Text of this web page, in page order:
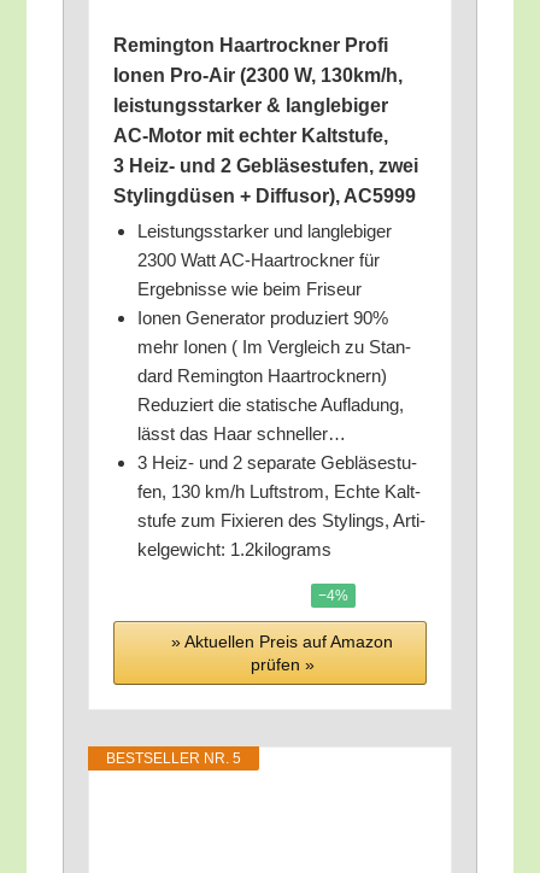
Reming­ton Haar­trock­ner Pro­fi
Ionen Pro-Air (2300 W, 130km/​h,
leis­tungs­star­ker & lang­le­bi­ger
AC-Motor mit ech­ter Kalt­stu­fe,
3 Heiz- und 2 Geblä­se­stu­fen, zwei
Sty­ling­dü­sen + Dif­fu­sor), AC5999
Leis­tungs­star­ker und lang­le­bi­ger
2300 Watt AC-Haar­trock­ner für
Ergeb­nis­se wie beim Friseur
Ionen Gene­ra­tor pro­du­ziert 90%
mehr Ionen ( Im Ver­gleich zu Stan­
dard Reming­ton Haar­trock­nern)
Redu­ziert die sta­ti­sche Auf­la­dung,
lässt das Haar schneller…
3 Heiz- und 2 sepa­ra­te Geblä­se­stu­
fen, 130 km/​h Luft­strom, Ech­te Kalt­
stu­fe zum Fixie­ren des Sty­lings, Arti­
kel­ge­wicht: 1.2kilograms
−4%
» Aktu­el­len Preis auf Ama­zon
prü­fen »
BEST­SEL­LER NR. 5